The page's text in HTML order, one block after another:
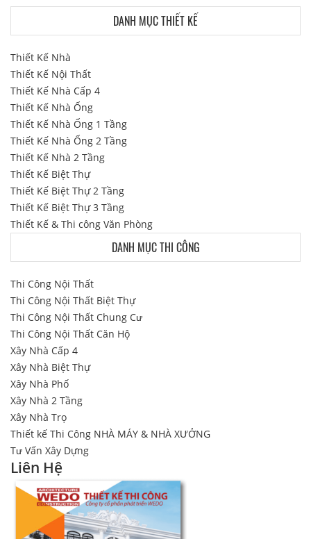
DANH MỤC THIẾT KẾ
Thiết Kế Nhà
Thiết Kế Nội Thất
Thiết Kế Nhà Cấp 4
Thiết Kế Nhà Ống
Thiết Kế Nhà Ống 1 Tầng
Thiết Kế Nhà Ống 2 Tầng
Thiết Kế Nhà 2 Tầng
Thiết Kế Biệt Thự
Thiết Kế Biệt Thự 2 Tầng
Thiết Kế Biệt Thự 3 Tầng
Thiết Kế & Thi công Văn Phòng
DANH MỤC THI CÔNG
Thi Công Nội Thất
Thi Công Nội Thất Biệt Thự
Thi Công Nội Thất Chung Cư
Thi Công Nội Thất Căn Hộ
Xây Nhà Cấp 4
Xây Nhà Biệt Thự
Xây Nhà Phố
Xây Nhà 2 Tầng
Xây Nhà Trọ
Thiết kế Thi Công NHÀ MÁY & NHÀ XƯỞNG
Tư Vấn Xây Dựng
Liên Hệ